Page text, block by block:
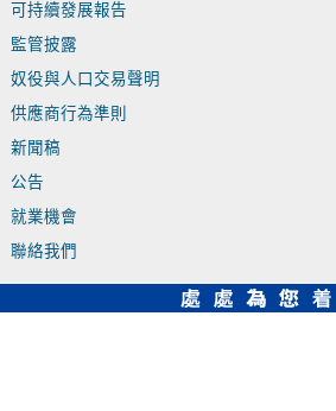
可持續發展報告
監管披露
奴役與人口交易聲明
供應商行為準則
新聞稿
公告
就業機會
聯絡我們